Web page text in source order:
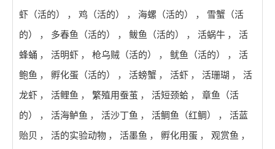
虾（活的）
， 鸡（活的） ， 海螺（活的） ，
雪蟹（活
的）
， 多春鱼（活的） ， 鲅鱼（活的） ， 活蜗牛 ，
活
蜂蛹 ， 活明虾 ， 枪乌贼（活的） ， 鱿鱼（活的） ，
活
鲍鱼 ， 孵化蛋（活的） ， 活螃蟹 ， 活虾 ， 活珊瑚 ，
活
龙虾 ， 活鲤鱼 ， 繁殖用蚕茧 ， 活短颈蛤 ，
章鱼（活
的）
， 活海鲈鱼 ， 活沙丁鱼 ， 活鲷鱼（红鲷） ，
活蓝
贻贝 ， 活的实验动物 ， 活墨鱼 ， 孵化用蛋 ， 观赏鱼 ，